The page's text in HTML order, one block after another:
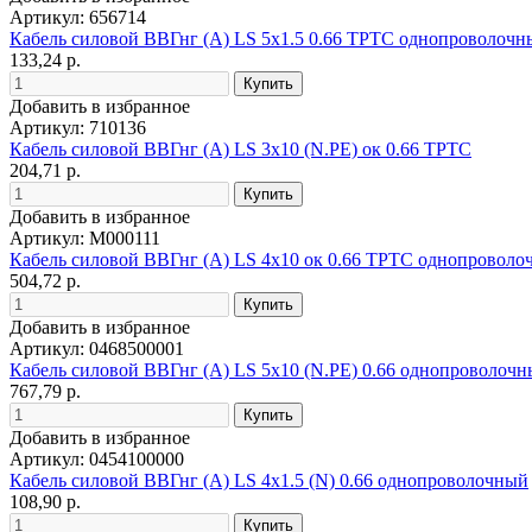
Артикул: 656714
Кабель силовой ВВГнг (А) LS 5х1.5 0.66 ТРТС
133,24 р.
Добавить в избранное
Артикул: 710136
Кабель силовой ВВГнг (А) LS 3х10 (N.PE) ок 0.66 ТРТС
204,71 р.
Добавить в избранное
Артикул: М000111
Кабель силовой ВВГнг (А) LS 4х10 ок 0.66 ТРТС
504,72 р.
Добавить в избранное
Артикул: 0468500001
Кабель силовой ВВГнг (А) LS 5х10 (N.PE) 0.66
767,79 р.
Добавить в избранное
Артикул: 0454100000
Кабель силовой ВВГнг (А) LS 4х1.5 (N) 0.66 однопроволочный
108,90 р.